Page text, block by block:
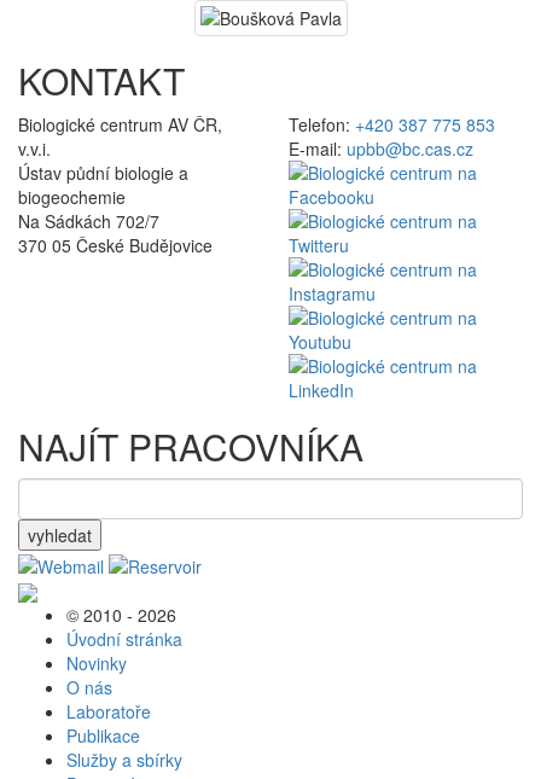
KONTAKT
Biologické centrum AV ČR,
v.v.i.
Ústav půdní biologie a
biogeochemie
Na Sádkách 702/7
370 05 České Budějovice
Telefon: +420 387 775 853
E-mail: upbb@bc.cas.cz
NAJÍT PRACOVNÍKA
vyhledat
© 2010 - 2026
Úvodní stránka
Novinky
O nás
Laboratoře
Publikace
Služby a sbírky